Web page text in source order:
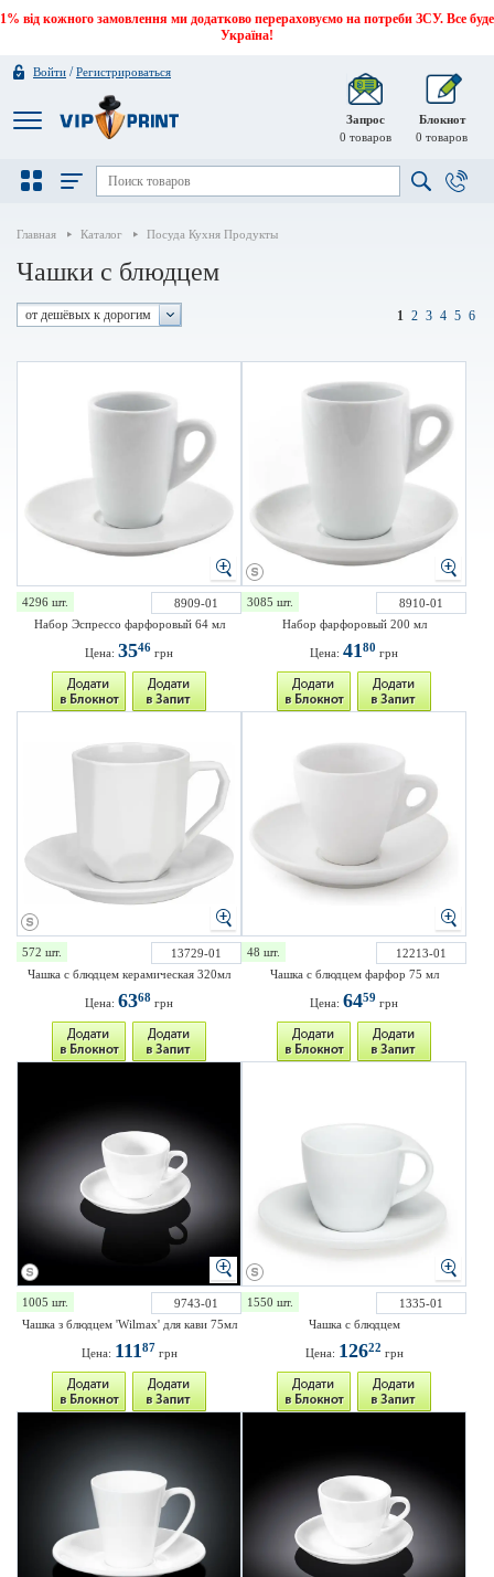
1% від кожного замовлення ми додатково перераховуємо на потреби ЗСУ. Все буде
Україна!
Войти /Регистрироваться
Запрос
0 товаров
Блокнот
0 товаров
Главная Каталог Посуда Кухня Продукты
Чашки с блюдцем
от дешёвых к дорогим 1 2 3 4 5 6
4296 шт.
8909-01
Набор Эспрессо фарфоровый 64 мл
Цена: 3546 грн
3085 шт.
8910-01
Набор фарфоровый 200 мл
Цена: 4180 грн
572 шт.
13729-01
Чашка с блюдцем керамическая 320мл
Цена: 6368 грн
48 шт.
12213-01
Чашка с блюдцем фарфор 75 мл
Цена: 6459 грн
1005 шт.
9743-01
Чашка з блюдцем 'Wilmax' для кави 75мл
Цена: 11187 грн
1550 шт.
1335-01
Чашка с блюдцем
Цена: 12622 грн